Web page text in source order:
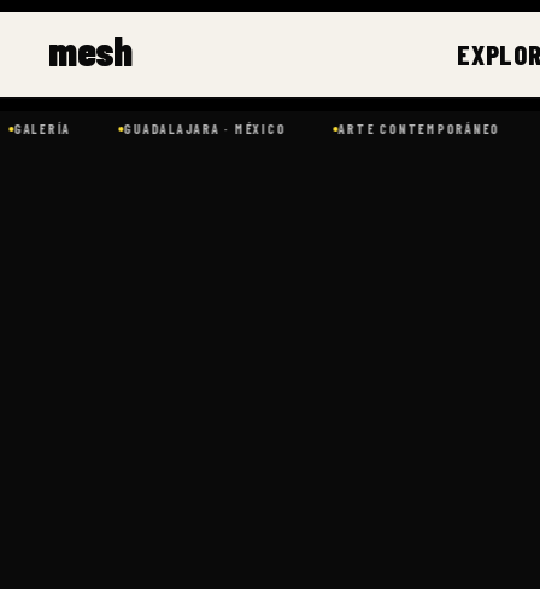
Ir
mesh
GUADALAJARA · MÉXICO ARTE CONTEMPORÁNEO